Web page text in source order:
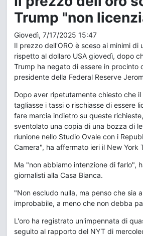
Trump "non
Giovedì, 7/17/2025 15:47
Il prezzo dell'ORO è sceso ai minimi di
rispetto al dollaro USA giovedì, dopo
Trump ha negato di essere in procinto
presidente della Federal Reserve
Dopo aver ripetutamente chiesto che il
tagliasse i tassi o rischiasse di essere
fare marcia indietro su queste
sventolato una copia di una bozza di
riunione nello Studio Ovale con i
Camera", ha affermato ieri il New York
Ma "non abbiamo intenzione di farlo",
giornalisti alla Casa Bianca.
"Non escludo nulla, ma penso che sia
improbabile, a meno che non debba
L'oro ha registrato un'impennata di
seguito al rapporto del NYT di